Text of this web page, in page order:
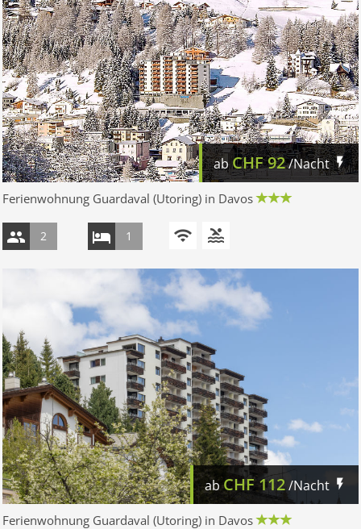
abCHF92/Nacht
Ferienwohnung Guardaval (Utoring) in Davos
2 1
abCHF 112/Nacht
Ferienwohnung Guardaval (Utoring) in Davos